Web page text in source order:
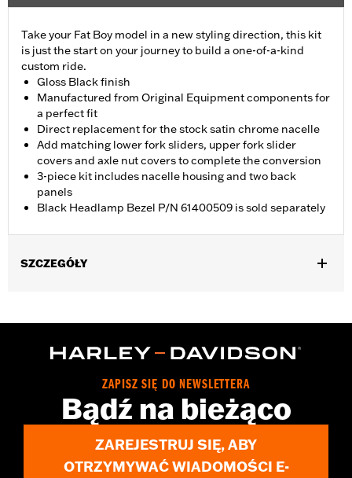
Take your Fat Boy model in a new styling direction, this kit
is just the start on your journey to build a one-of-a-kind
custom ride.
Gloss Black finish
Manufactured from Original Equipment components for
a perfect fit
Direct replacement for the stock satin chrome nacelle
Add matching lower fork sliders, upper fork slider
covers and axle nut covers to complete the conversion
3-piece kit includes nacelle housing and two back
panels
Black Headlamp Bezel P/N 61400509 is sold separately
SZCZEGÓŁY
Sold In Units:Each
1 year limited warranty – Go towww.h-
d.com/warranty for full details
ZAPISZ SIĘ DO NEWSLETTERA
Bądź na bieżąco
ZAREJESTRUJ SIĘ, ABY
OTRZYMYWAĆ WIADOMOŚCI E-